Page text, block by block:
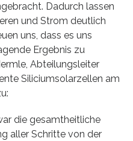
Dadurch lassen
und Strom deutlich
uns, dass es uns
Ergebnis zu
Abteilungsleiter
Siliciumsolarzellen am
die gesamtheitliche
aller Schritte von der